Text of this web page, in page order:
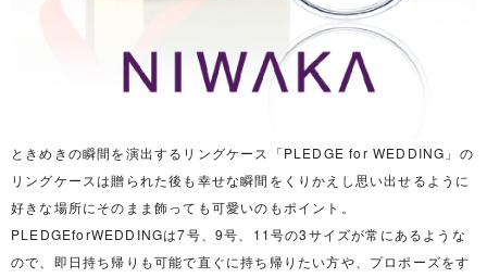
ときめきの瞬間を演出するリングケース 「PLEDGE for WEDDING 」 の
リングケースは贈られた後も幸せな瞬間をくりかえし思い出せる ように
好きな場所にそのまま飾っても可愛いのもポイント。
PLEDGEforWEDDINGは7号、9号、 11号の3サイ ズが常にあるような
ので、 即日持ち帰りも可能で直ぐに持ち帰りたい方や、 プロポーズをす